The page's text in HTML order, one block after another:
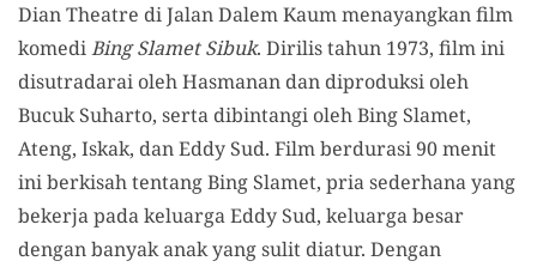
Dian Theatre di Jalan Dalem Kaum menayangkan film
komediBing Slamet Sibuk. Dirilis tahun 1973, film ini
disutradarai oleh Hasmanan dan diproduksi oleh
Bucuk Suharto, serta dibintangi oleh Bing Slamet,
Ateng, Iskak, dan Eddy Sud. Film berdurasi 90 menit
ini berkisah tentang Bing Slamet, pria sederhana yang
bekerja pada keluarga Eddy Sud, keluarga besar
dengan banyak anak yang sulit diatur. Dengan